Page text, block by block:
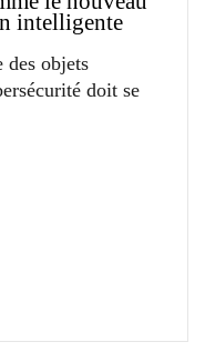
intelligente
des objets
doit se